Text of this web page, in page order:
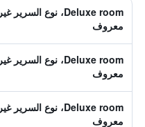
Deluxe room، نوع السرير غير
معروف
Deluxe room، نوع السرير غير
معروف
Deluxe room، نوع السرير غير
معروف